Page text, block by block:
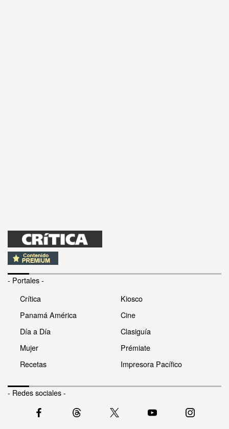
- Portales -
Crítica
Panamá América
Día a Día
Mujer
Recetas
Kiosco
Cine
Clasiguía
Prémiate
Impresora Pacífico
- Redes sociales -